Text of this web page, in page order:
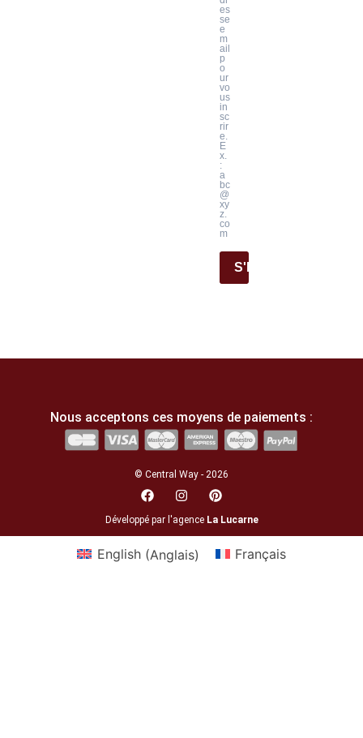
es
se
e
m
ail
p
o
ur
vo
us
in
sc
rir
e.
E
x.
:
a
bc
@
xy
z.
co
m
S'INSCRIRE
Nous acceptons ces moyens de paiements :
© Central Way - 2026
Développé par l'agence La Lucarne
English(Anglais) Français